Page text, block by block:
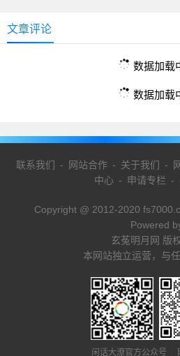
文章评论
数据加载
数据加载
联系我们 - 网站合作- 关于我们 -
中心 - 申请专栏 -
Copyright @ 2012-2020
Powered
玄菟明月网 版
本网站独立运营，与
闲话大潦官方公众号